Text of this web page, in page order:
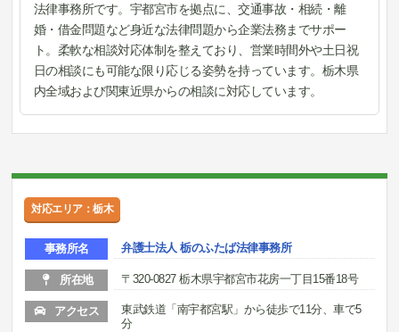
法律事務所です。宇都宮市を拠点に、交通事故・相続・離
婚・借金問題など身近な法律問題から企業法務までサポー
ト。柔軟な相談対応体制を整えており、営業時間外や土日祝
日の相談にも可能な限り応じる姿勢を持っています。栃木県
内全域および関東近県からの相談に対応しています。
対応エリア：栃木
事務所名 弁護士法人 栃のふたば法律事務所
所在地 〒320-0827 栃木県宇都宮市花房一丁目15番18号
アクセス
東武鉄道「南宇都宮駅」から徒歩で11分、車で5
分